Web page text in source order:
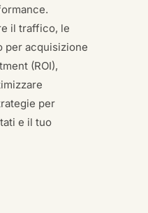
il traffico, le
per acquisizione
(ROI),
per
e il tuo